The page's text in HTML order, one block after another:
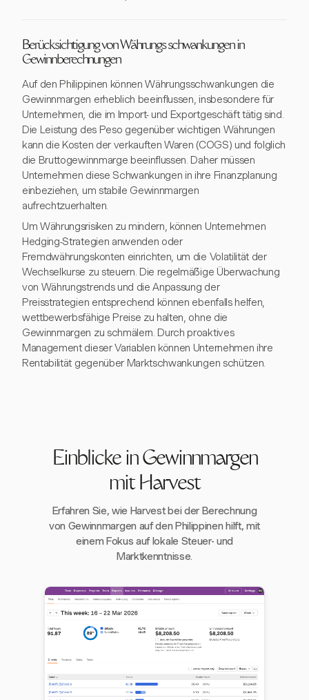
Berücksichtigung von Währungs schwankungen in
Gewinnberechnungen
Auf den Philippinen können Währungsschwankungen die
Gewinnmargen erheblich beeinflussen, insbesondere für
Unternehmen, die im Import- und Exportgeschäft tätig sind.
Die Leistung des Peso gegenüber wichtigen Währungen
kann die Kosten der verkauften Waren (COGS) und folglich
die Bruttogewinnmarge beeinflussen. Daher müssen
Unternehmen diese Schwankungen in ihre Finanzplanung
einbeziehen, um stabile Gewinnmargen
aufrechtzuerhalten.
Um Währungsrisiken zu mindern, können Unternehmen
Hedging-Strategien anwenden oder
Fremdwährungskonten einrichten, um die Volatilität der
Wechselkurse zu steuern. Die regelmäßige Überwachung
von Währungstrends und die Anpassung der
Preisstrategien entsprechend können ebenfalls helfen,
wettbewerbsfähige Preise zu halten, ohne die
Gewinnmargen zu schmälern. Durch proaktives
Management dieser Variablen können Unternehmen ihre
Rentabilität gegenüber Marktschwankungen schützen.
Einblicke in Gewinnmargen
mit Harvest
Erfahren Sie, wie Harvest bei der Berechnung
von Gewinnmargen auf den Philippinen hilft, mit
einem Fokus auf lokale Steuer- und
Marktkenntnisse.